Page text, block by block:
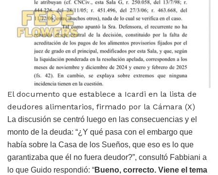
El documento que establece a Icardi en la lista de
deudores alimentarios, firmado por la Cámara (X)
La discusión se centró luego en las consecuencias y el
monto de la deuda: “¿Y qué pasa con el embargo que
había sobre la Casa de los Sueños, que eso es lo que
garantizaba que él no fuera deudor?”, consultó Fabbiani a
lo que Guido respondió: “Bueno, correcto. Viene el tema